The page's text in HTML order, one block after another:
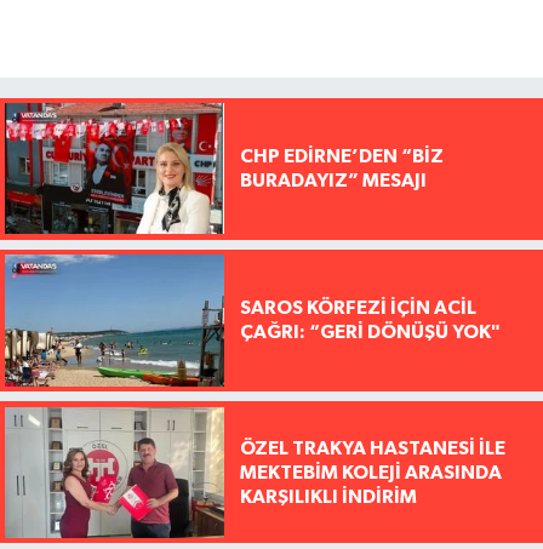
CHP EDİRNE’DEN “BİZ
BURADAYIZ” MESAJI
SAROS KÖRFEZİ İÇİN ACİL
ÇAĞRI: “GERİ DÖNÜŞÜ YOK"
ÖZEL TRAKYA HASTANESİ İLE
MEKTEBİM KOLEJİ ARASINDA
KARŞILIKLI İNDİRİM